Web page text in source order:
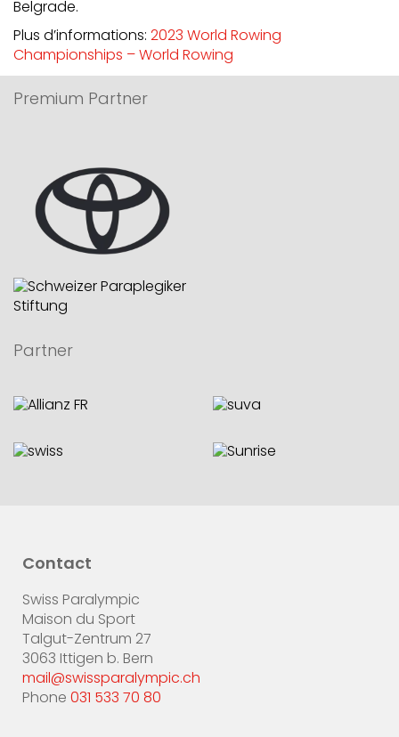
Belgrade.
Plus d’informations: 2023 World Rowing
Championships – World Rowing
Premium Partner
Partner
Contact
Swiss Paralympic
Maison du Sport
Talgut-Zentrum 27
3063 Ittigen b. Bern
mail@swissparalympic.ch
Phone 031 533 70 80